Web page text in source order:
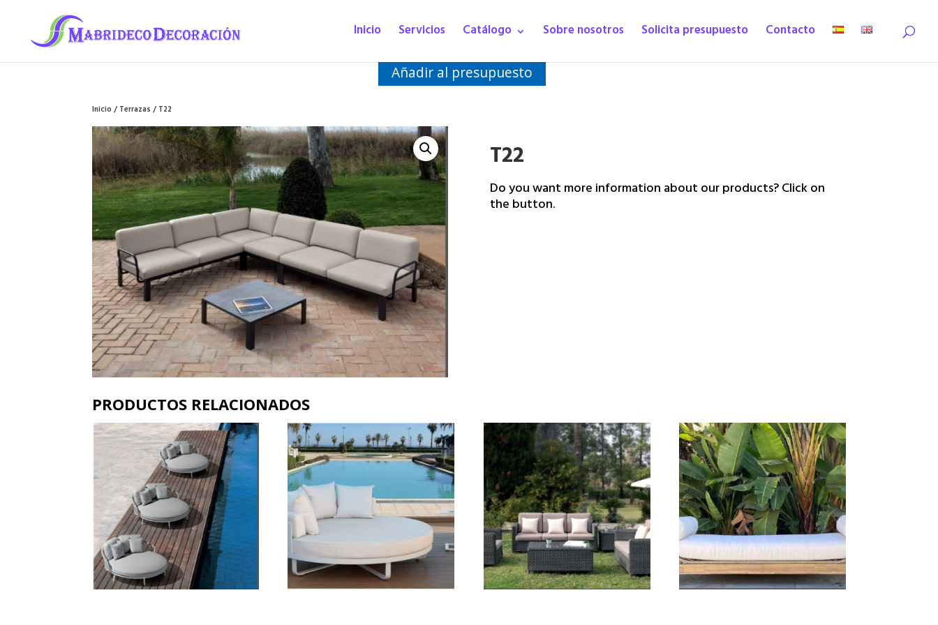
Inicio Servicios Catálogo Sobre nosotros Solicita presupuesto Contacto
Añadir al presupuesto
Inicio/Terrazas/ T22
T22
Do you want more information about our products? Click on
the button.
PRODUCTOS RELACIONADOS